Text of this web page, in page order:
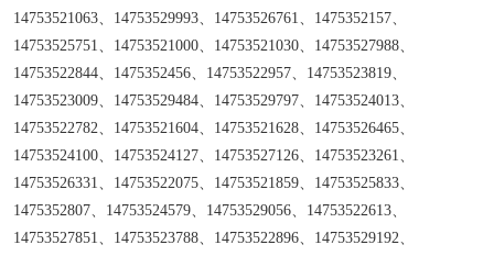
14753521063、14753529993、14753526761、1475352157、
14753525751、14753521000、14753521030、14753527988、
14753522844、1475352456、14753522957、14753523819、
14753523009、14753529484、14753529797、14753524013、
14753522782、14753521604、14753521628、14753526465、
14753524100、14753524127、14753527126、14753523261、
14753526331、14753522075、14753521859、14753525833、
1475352807、14753524579、14753529056、14753522613、
14753527851、14753523788、14753522896、14753529192、